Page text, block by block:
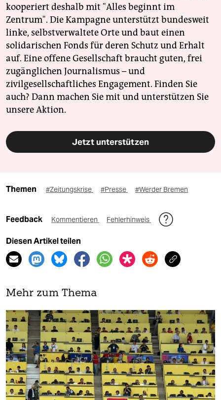
kooperiert deshalb mit "Alles beginnt im
Zentrum". Die Kampagne unterstützt bundesweit
linke, selbstverwaltete Orte und baut einen
solidarischen Fonds für deren Schutz und Erhalt
auf. Eine offene Gesellschaft braucht guten, frei
zugänglichen Journalismus – und
zivilgesellschaftliches Engagement. Finden Sie
auch? Dann machen Sie mit und unterstützen Sie
unsere Aktion.
Jetzt unterstützen
Themen #Zeitungskrise #Presse #Werder Bremen
Feedback Kommentieren Fehlerhinweis
Diesen Artikel teilen
Mehr zum Thema